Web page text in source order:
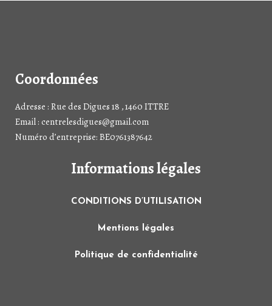
Coordonnées
Adresse : Rue des Digues 18 , 1460 ITTRE
Email : centrelesdigues@gmail.com
Numéro d’entreprise: BE0761387642
Informations légales
CONDITIONS D’UTILISATION
Mentions légales
Politique de confidentialité